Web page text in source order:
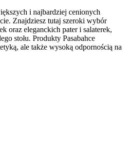
i najbardziej cenionych
Znajdziesz tutaj szeroki wybór
oraz eleganckich pater i salaterek,
stołu. Produkty Pasabahce
ale także wysoką odpornością na